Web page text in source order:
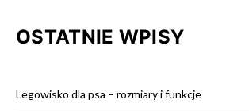
OSTATNIE WPISY
Legowisko dla psa – rozmiary i funkcje